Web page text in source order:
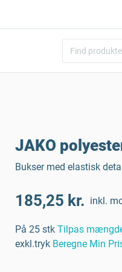
JAKO
Bukser med elastisk
185,25 kr. inkl.
På 25 stk Tilpas
exkl.tryk Beregne Min